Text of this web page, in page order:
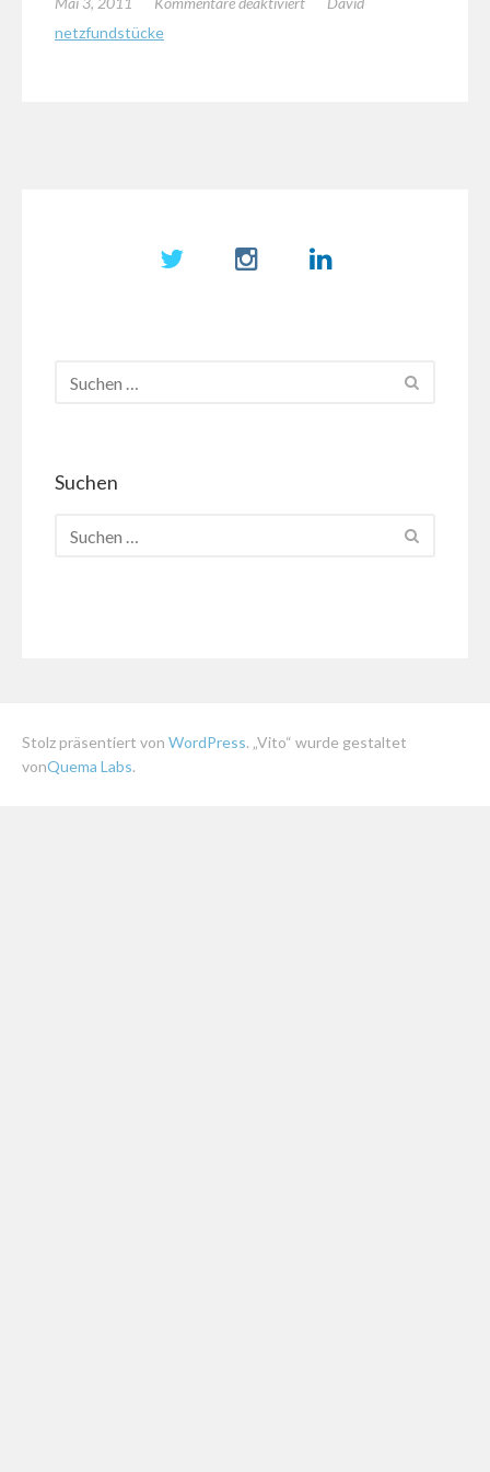
netzfundstücke
Suchen
Stolz präsentiert von WordPress. „Vito“ wurde gestaltet
vonQuema Labs.